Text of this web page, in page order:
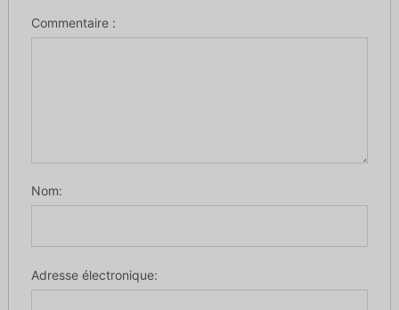
Commentaire :
Nom:
Adresse électronique: